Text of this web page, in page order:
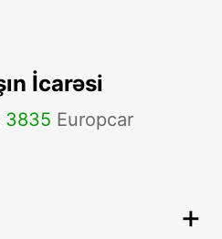
İcarəsi
3835 Europcar